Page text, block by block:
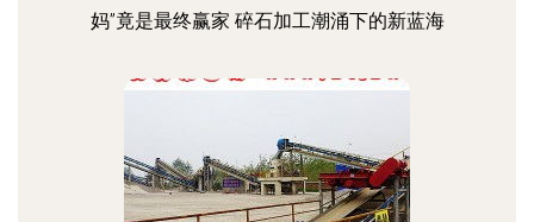
妈”竟是最终赢家 碎石加工潮涌下的新蓝海